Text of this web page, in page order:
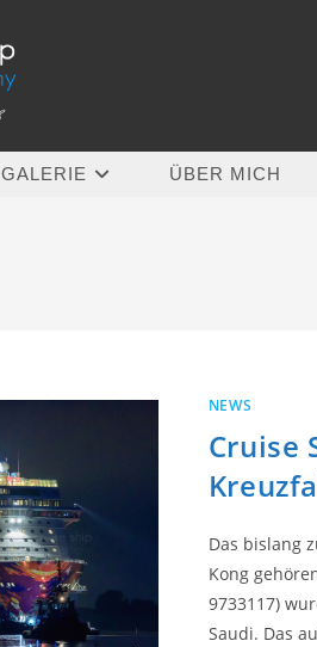
GALERIE ÜBER MICH
NEWS
Cruise
Das bislang
Kong
9733117)
Saudi. Das